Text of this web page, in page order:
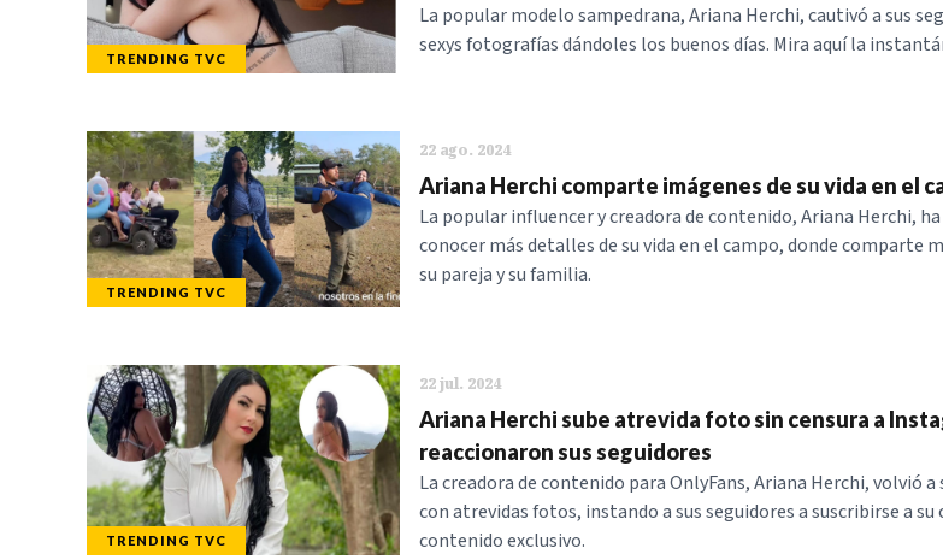
TRENDING TVC
La popular modelo sampedrana, Ariana Herchi, cautivó a sus
sexys fotografías dándoles los buenos días. Mira aquí la
TRENDING TVC
22 ago. 2024
Ariana Herchi comparte imágenes de su vida en el
La popular influencer y creadora de contenido, Ariana Herchi, ha
conocer más detalles de su vida en el campo, donde comparte
su pareja y su familia.
TRENDING TVC
22 jul. 2024
Ariana Herchi sube atrevida foto sin censura a
reaccionaron sus seguidores
La creadora de contenido para OnlyFans, Ariana Herchi, volvió
con atrevidas fotos, instando a sus seguidores a suscribirse a su
contenido exclusivo.